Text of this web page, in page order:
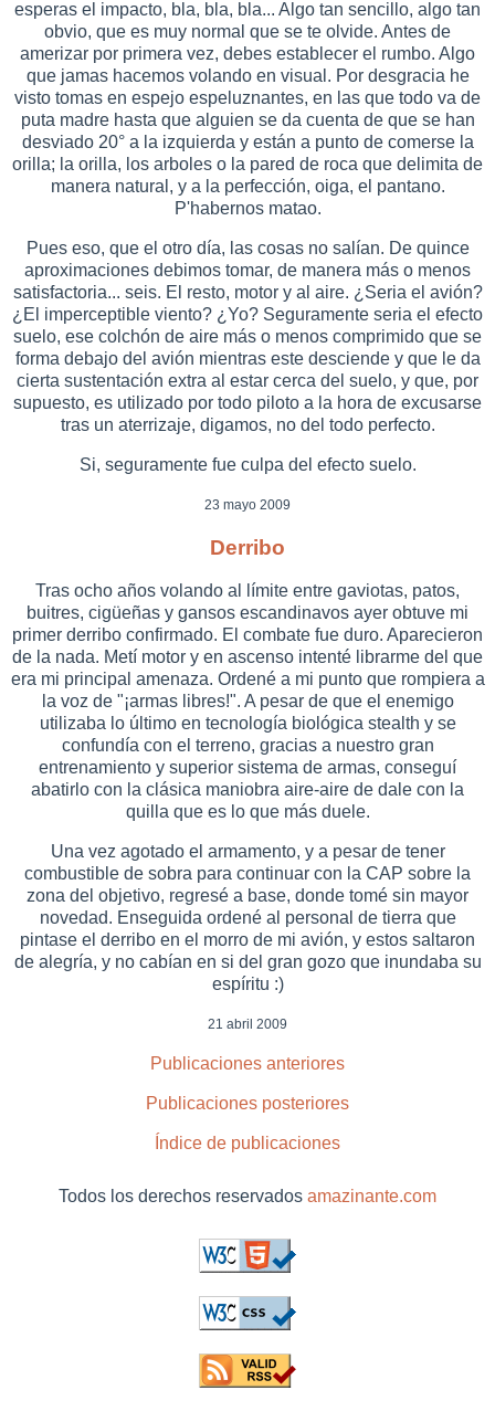
esperas el impacto, bla, bla, bla... Algo tan sencillo, algo tan
obvio, que es muy normal que se te olvide. Antes de
amerizar por primera vez, debes establecer el rumbo. Algo
que jamas hacemos volando en visual. Por desgracia he
visto tomas en espejo espeluznantes, en las que todo va de
puta madre hasta que alguien se da cuenta de que se han
desviado 20° a la izquierda y están a punto de comerse la
orilla; la orilla, los arboles o la pared de roca que delimita de
manera natural, y a la perfección, oiga, el pantano.
P'habernos matao.
Pues eso, que el otro día, las cosas no salían. De quince
aproximaciones debimos tomar, de manera más o menos
satisfactoria... seis. El resto, motor y al aire. ¿Seria el avión?
¿El imperceptible viento? ¿Yo? Seguramente seria el efecto
suelo, ese colchón de aire más o menos comprimido que se
forma debajo del avión mientras este desciende y que le da
cierta sustentación extra al estar cerca del suelo, y que, por
supuesto, es utilizado por todo piloto a la hora de excusarse
tras un aterrizaje, digamos, no del todo perfecto.
Si, seguramente fue culpa del efecto suelo.
23 mayo 2009
Derribo
Tras ocho años volando al límite entre gaviotas, patos,
buitres, cigüeñas y gansos escandinavos ayer obtuve mi
primer derribo confirmado. El combate fue duro. Aparecieron
de la nada. Metí motor y en ascenso intenté librarme del que
era mi principal amenaza. Ordené a mi punto que rompiera a
la voz de "¡armas libres!". A pesar de que el enemigo
utilizaba lo último en tecnología biológica stealth y se
confundía con el terreno, gracias a nuestro gran
entrenamiento y superior sistema de armas, conseguí
abatirlo con la clásica maniobra aire-aire de dale con la
quilla que es lo que más duele.
Una vez agotado el armamento, y a pesar de tener
combustible de sobra para continuar con la CAP sobre la
zona del objetivo, regresé a base, donde tomé sin mayor
novedad. Enseguida ordené al personal de tierra que
pintase el derribo en el morro de mi avión, y estos saltaron
de alegría, y no cabían en si del gran gozo que inundaba su
espíritu :)
21 abril 2009
Publicaciones anteriores
Publicaciones posteriores
Índice de publicaciones
Todos los derechos reservados amazinante.com